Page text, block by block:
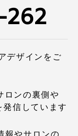
262
デザインをご
ロンの裏側や
信しています